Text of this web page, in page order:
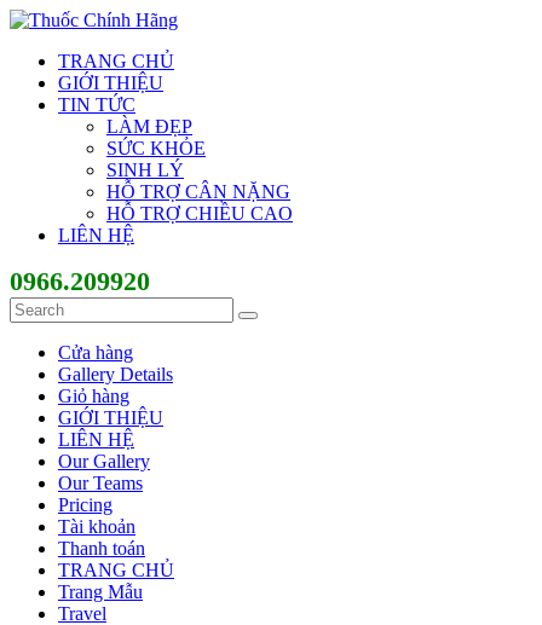
TRANG CHỦ
GIỚI THIỆU
TIN TỨC
LÀM ĐẸP
SỨC KHỎE
SINH LÝ
HỖ TRỢ CÂN NẶNG
HỖ TRỢ CHIỀU CAO
LIÊN HỆ
0966.209920
Cửa hàng
Gallery Details
Giỏ hàng
GIỚI THIỆU
LIÊN HỆ
Our Gallery
Our Teams
Pricing
Tài khoản
Thanh toán
TRANG CHỦ
Trang Mẫu
Travel